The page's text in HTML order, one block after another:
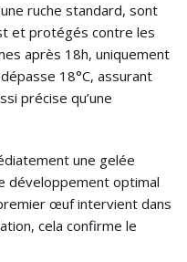
ruche standard, sont
et protégés contre les
après 18h, uniquement
18°C, assurant
précise qu’une
une gelée
développement optimal
œuf intervient dans
cela confirme le